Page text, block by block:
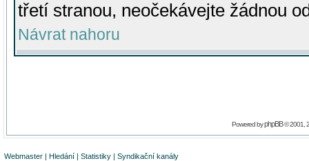
třetí stranou, neočekávejte žádnou
Návrat nahoru
Powered byphpBB© 2001,
Webmaster | Hledání | Statistiky | Syndikační kanály